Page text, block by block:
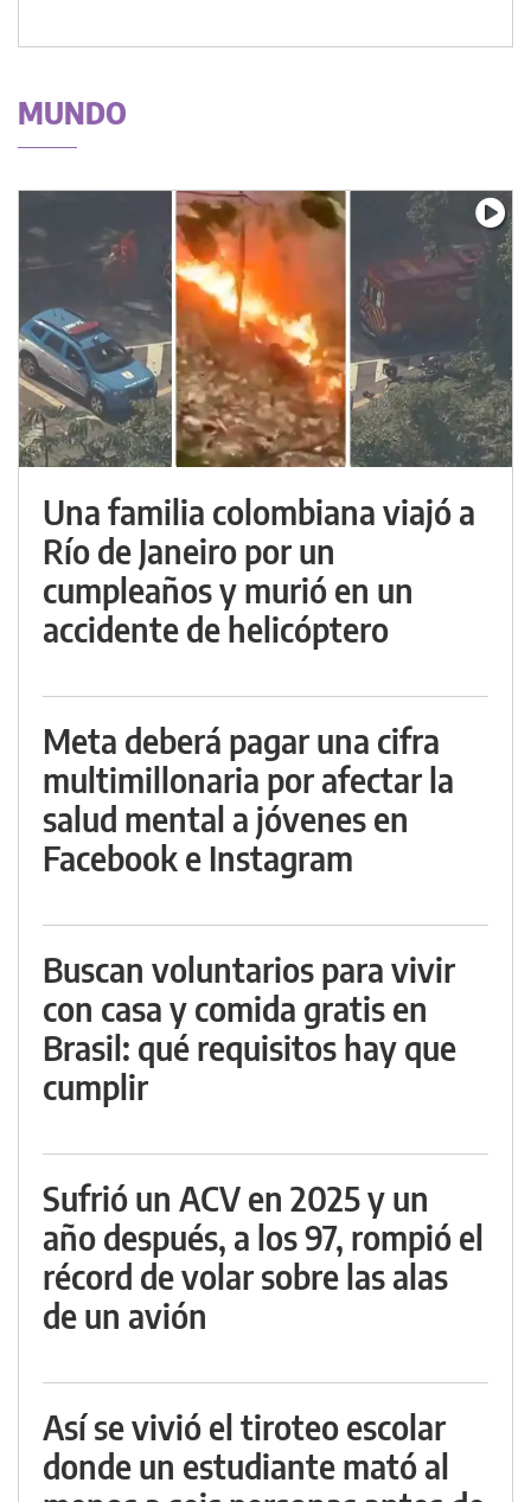
MUNDO
Una familia colombiana viajó a
Río de Janeiro por un
cumpleaños y murió en un
accidente de helicóptero
Meta deberá pagar una cifra
multimillonaria por afectar la
salud mental a jóvenes en
Facebook e Instagram
Buscan voluntarios para vivir
con casa y comida gratis en
Brasil: qué requisitos hay que
cumplir
Sufrió un ACV en 2025 y un
año después, a los 97, rompió el
récord de volar sobre las alas
de un avión
Así se vivió el tiroteo escolar
donde un estudiante mató al